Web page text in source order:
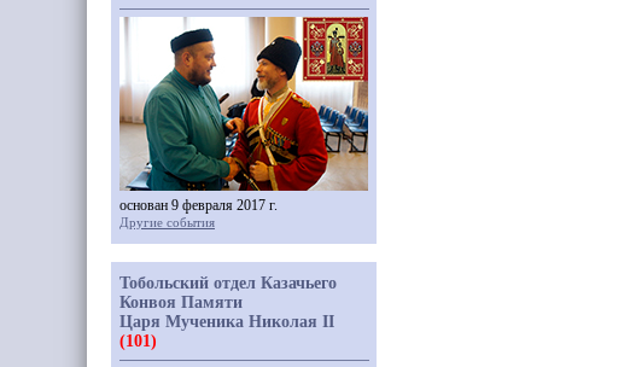
основан 9 февраля 2017 г.
Другие события
Тобольский отдел Казачьего
Конвоя Памяти
Царя Мученика Николая II
(101)